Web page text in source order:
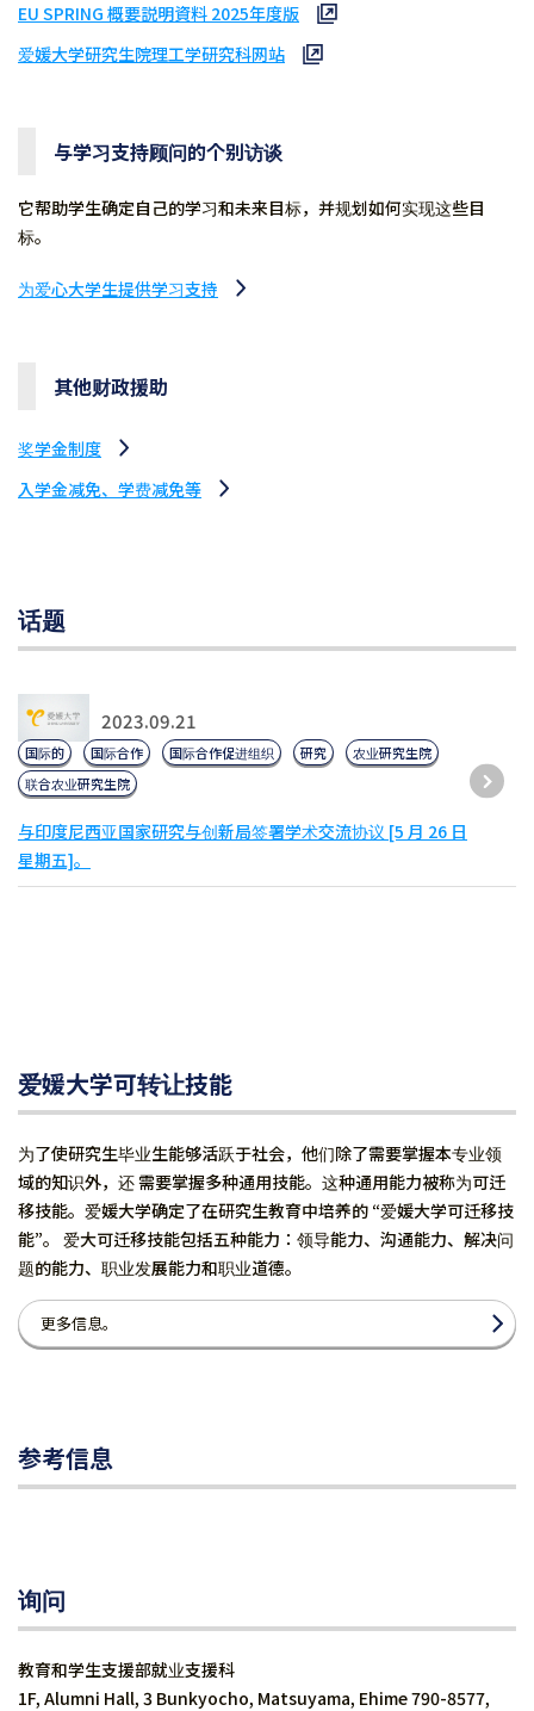
EU SPRING 概要説明資料 2025年度版
爱媛大学研究生院理工学研究科网站
与学习支持顾问的个别访谈
它帮助学生确定自己的学习和未来目标，并规划如何实现这些目
标。
为爱心大学生提供学习支持
其他财政援助
奖学金制度
入学金减免、学费减免等
话题
2023.09.21
与印度尼西亚国家研究与创新局签署学术交流协议 [5 月 26 日
星期五]。
国际的 国际合作 国际合作促进组织 研究
农业研究生院
联合农业研究生院
爱媛大学可转让技能
为了使研究生毕业生能够活跃于社会，他们除了需要掌握本专业领
域的知识外，还 需要掌握多种通用技能。这种通用能力被称为可迁
移技能。爱媛大学确定了在研究生教育中培养的 “爱媛大学可迁移技
能”。 爱大可迁移技能包括五种能力：领导能力、沟通能力、解决问
题的能力、职业发展能力和职业道德。
更多信息。
参考信息
询问
教育和学生支援部就业支援科
1F, Alumni Hall, 3 Bunkyocho, Matsuyama, Ehime 790-8577,